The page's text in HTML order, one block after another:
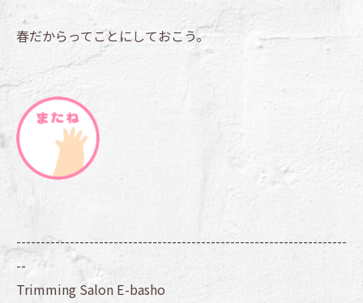
春だからってことにしておこう。
--------------------------------------------------------------------
--
Trimming Salon E-basho